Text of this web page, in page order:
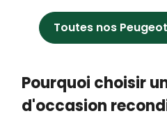
consommation, vous
tout moment à être
en vous inscrivant
Toutes nos
Pourquoi choisir
d'occasion